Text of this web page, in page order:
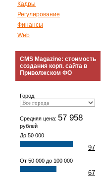
Кадры
Регулирование
Финансы
Web
CMS Magazine: стоимость
создания корп. сайта в
Приволжском ФО
Город:
Средняя цена: 57 958
рублей
До 50 000
97
От 50 000 до 100 000
67